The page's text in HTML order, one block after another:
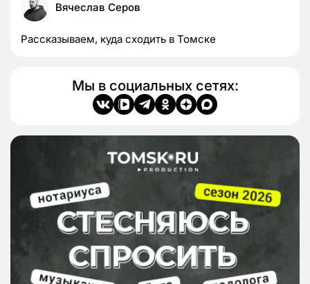
Вячеслав Серов
Рассказываем, куда сходить в Томске
Мы в социальных сетях: